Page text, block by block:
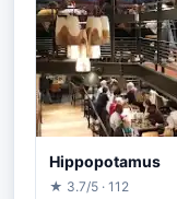
Hippopotamus
★ 3.7/5 · 112